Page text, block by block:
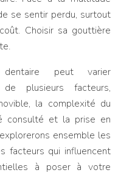
se sentir perdu, surtout
Choisir sa gouttière
peut varier
plusieurs facteurs,
la complexité du
consulté et la prise en
ensemble les
facteurs qui influencent
à poser à votre